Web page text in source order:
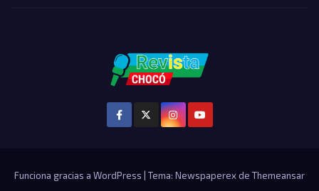
Funciona gracias a WordPress Tema: Newspaperex de Themeansar